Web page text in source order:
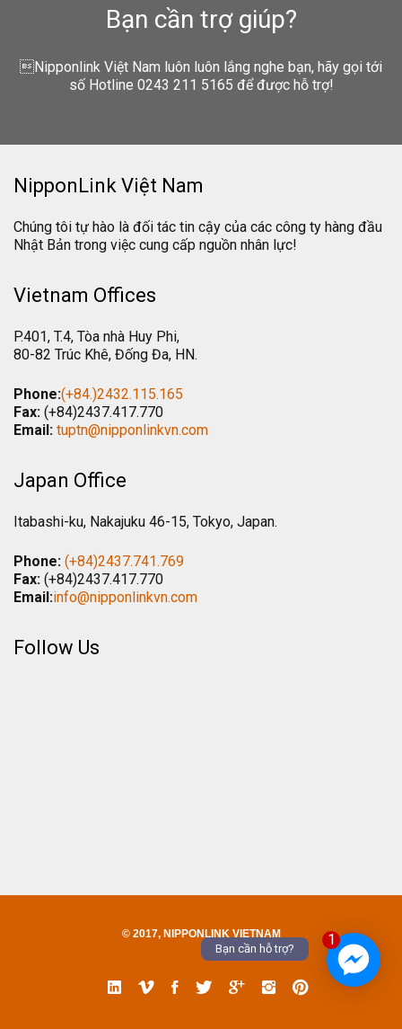
1
Bạn cần hỗ trợ?
Bạn cần trợ giúp?
Nipponlink Việt Nam luôn luôn lắng nghe bạn, hãy gọi tới
số Hotline 0243 211 5165 để được hỗ trợ!
NipponLink Việt Nam
Chúng tôi tự hào là đối tác tin cậy của các công ty hàng đầu
Nhật Bản trong việc cung cấp nguồn nhân lực!
Vietnam Offices
P.401, T.4, Tòa nhà Huy Phi,
80-82 Trúc Khê, Đống Đa, HN.
Phone:(+84.)2432.115.165
Fax: (+84)2437.417.770
Email: tuptn@nipponlinkvn.com
Japan Office
Itabashi-ku, Nakajuku 46-15, Tokyo, Japan.
Phone: (+84)2437.741.769
Fax: (+84)2437.417.770
Email:info@nipponlinkvn.com
Follow Us
© 2017, NIPPONLINK VIETNAM
LinkedVimeoFacebook
TwitterGoogleInstgram
Pinterest